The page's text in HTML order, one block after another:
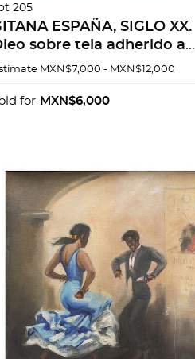
205
ESPAÑA, SIGLO XX.
sobre tela adherido a
Firmado "C Ruano
MXN$7,000 - MXN$12,000
for MXN$6,000